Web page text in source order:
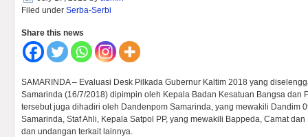
Filed under Serba-Serbi
Share this news
SAMARINDA – Evaluasi Desk Pilkada Gubernur Kaltim 2018 yang
Samarinda (16/7/2018) dipimpin oleh Kepala Badan Kesatuan Bangsa dan
tersebut juga dihadiri oleh Dandenpom Samarinda, yang mewakili Dandim
Samarinda, Staf Ahli, Kepala Satpol PP, yang mewakili Bappeda, Camat
dan undangan terkait lainnya.